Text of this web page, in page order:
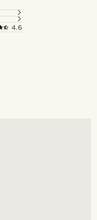
4.6